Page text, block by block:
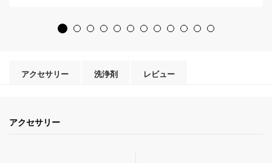
アクセサリー 洗浄剤 レビュー
アクセサリー